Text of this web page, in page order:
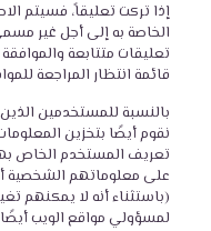
إذا تركت تعليقاً، فسيتم
الخاصة به إلى أجل غير
تعليقات متتابعة
قائمة انتظار المراجعة
بالنسبة للمستخدمين
نقوم أيضًا بتخزين
تعريف المستخدم الخاص
على معلوماتهم الشخصية
(باستثناء أنه لا يمكنهم
لمسؤولي مواقع الويب